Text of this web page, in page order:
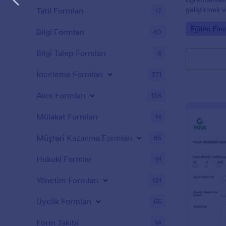
geliştirmek
takip
ve
Go to
Eğitim
Tatil Formları 17
Bilgi Formları 40
Bilgi Talep Formları 6
İnceleme Formları 371
Alım Formları 156
Mülakat Formları 14
Müşteri Kazanma Formları 65
Hukuki Formlar 91
Yönetim Formları 131
Üyelik Formları 66
Form Takibi 14